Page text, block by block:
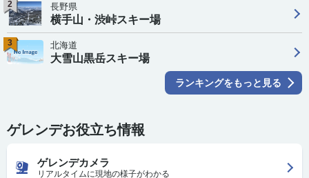
2 長野県
横手山・渋峠スキー場
3 北海道
大雪山黒岳スキー場
ランキングをもっと見る
ゲレンデお役立ち情報
ゲレンデカメラ
リアルタイムに現地の様子がわかる